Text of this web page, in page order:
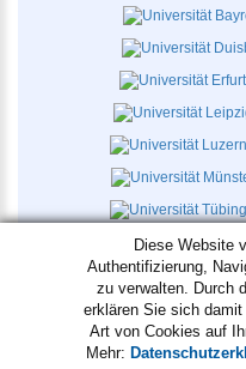
Diese Website
Authentifizierung,
zu verwalten. Durch
erklären Sie sich
Art von Cookies auf
Mehr: